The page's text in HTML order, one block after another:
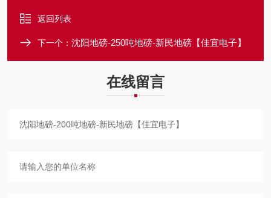
返回列表
下一个： 沈阳地磅-250吨地磅-新民地磅【佳宜电子】
在线留言